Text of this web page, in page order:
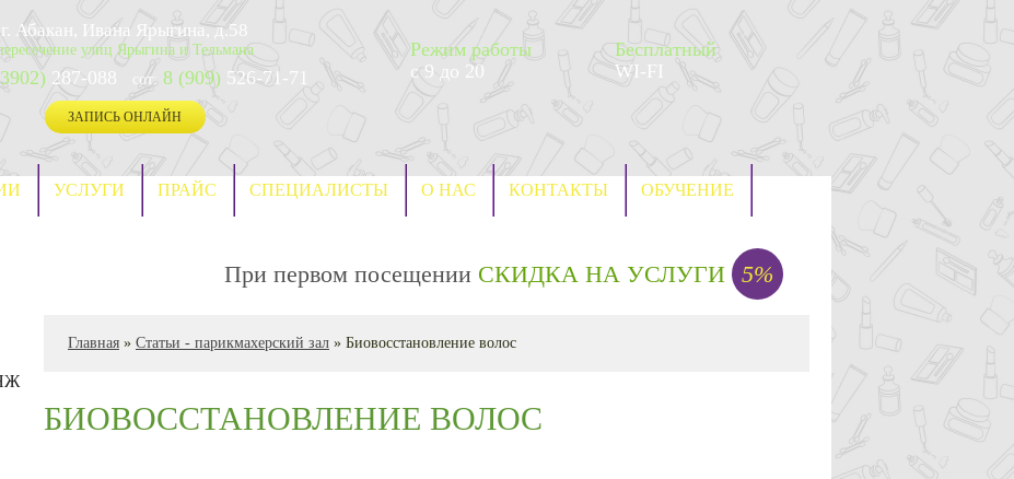
г. Абакан, Ивана Ярыгина, д.58
улиц Ярыгина и Тельмана
287-088 сот: 8 (909) 526-71-71
ЗАПИСЬ ОНЛАЙН
Режим работы
с 9 до 20
Бесплатный
WI-FI
УСЛУГИ ПРАЙС СПЕЦИАЛИСТЫ О НАС КОНТАКТЫ ОБУЧЕНИЕ
При первом посещении СКИДКА НА УСЛУГИ 5%
Главная » Статьи - парикмахерский зал » Биовосстановление волос
БИОВОССТАНОВЛЕНИЕ ВОЛОС